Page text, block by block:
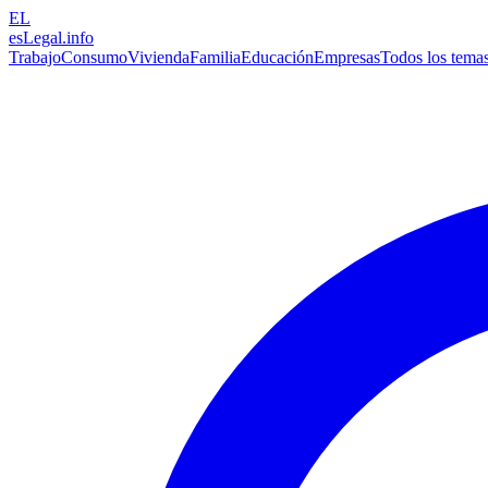
EL
esLegal.info
TrabajoConsumoViviendaFamiliaEducaciónEmpresasTodos los